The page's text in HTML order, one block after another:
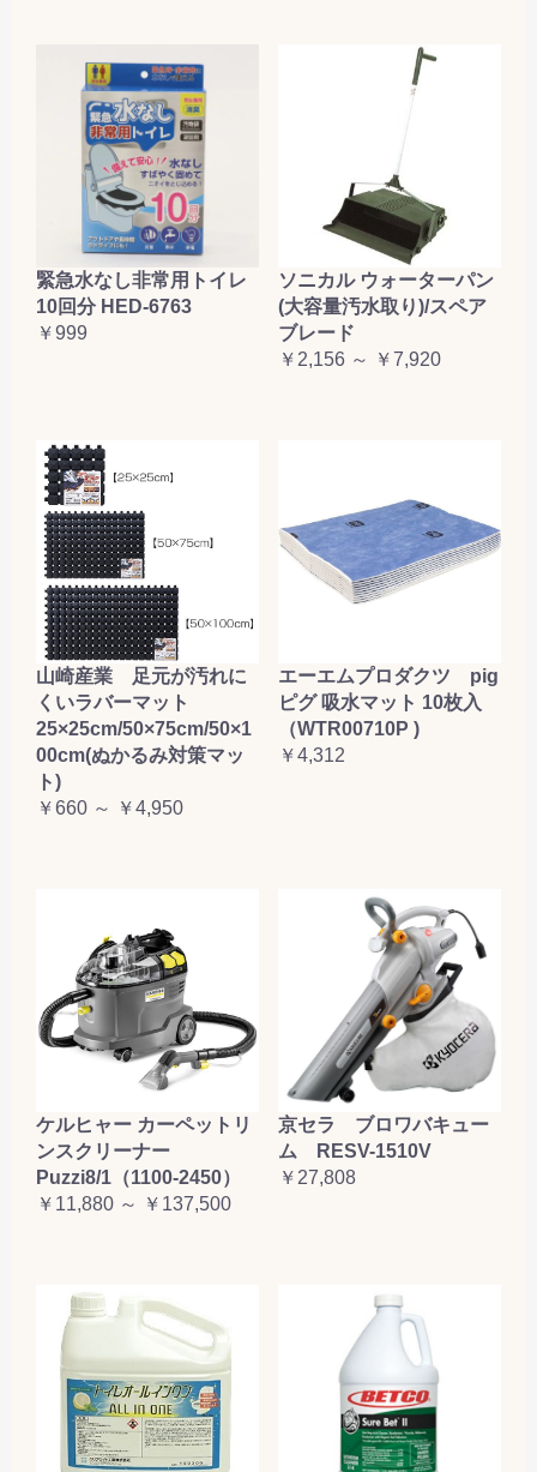
緊急水なし非常用トイレ
10回分 HED-6763
￥999
ソニカル ウォーターパン
(大容量汚水取り)/スペア
ブレード
￥2,156 ～ ￥7,920
山崎産業 足元が汚れに
くいラバーマット
25×25cm/50×75cm/50×1
00cm(ぬかるみ対策マッ
ト)
￥660 ～ ￥4,950
エーエムプロダクツ pig
ピグ 吸水マット 10枚入
（WTR00710P )
￥4,312
ケルヒャー カーペットリ
ンスクリーナー
Puzzi8/1（1100-2450）
￥11,880 ～ ￥137,500
京セラ ブロワバキュー
ム RESV-1510V
￥27,808